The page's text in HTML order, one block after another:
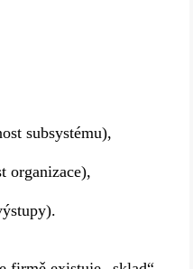
subsystému),
organizace),